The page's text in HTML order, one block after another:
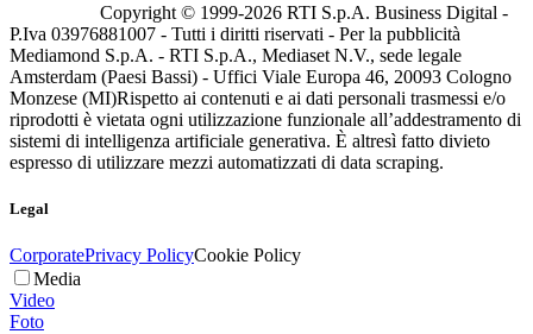
Copyright © 1999-2026 RTI S.p.A. Business Digital -
P.Iva 03976881007 - Tutti i diritti riservati - Per la pubblicità
Mediamond S.p.A. - RTI S.p.A., Mediaset N.V., sede legale
Amsterdam (Paesi Bassi) - Uffici Viale Europa 46, 20093 Cologno
Monzese (MI)Rispetto ai contenuti e ai dati personali trasmessi e/o
riprodotti è vietata ogni utilizzazione funzionale all’addestramento di
sistemi di intelligenza artificiale generativa. È altresì fatto divieto
espresso di utilizzare mezzi automatizzati di data scraping.
Legal
CorporatePrivacy PolicyCookie Policy
Media
Video
Foto